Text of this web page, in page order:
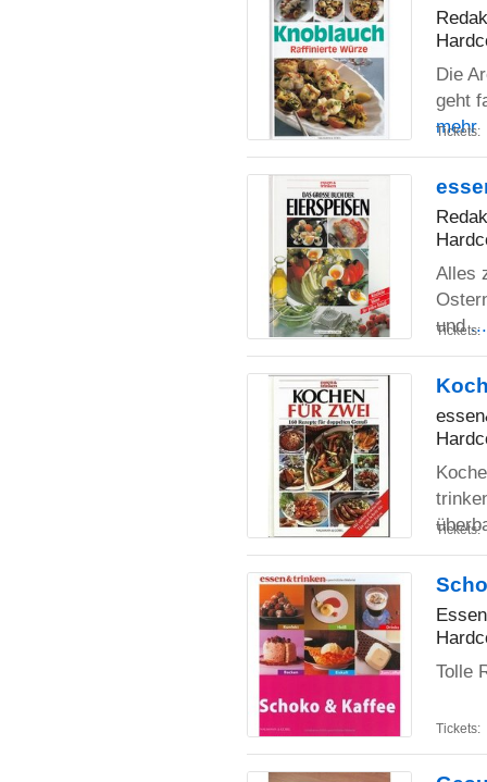
Die
geht
mehr
Tickets:
Alles
und
Tickets:
Tickets:
Tolle
Tickets: